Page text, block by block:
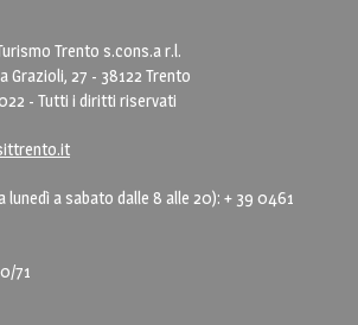
Trento s.cons.a r.l.
Grazioli, 27 - 38122 Trento
- Tutti i diritti riservati
lunedì a sabato dalle 8 alle 20): + 39 0461
71